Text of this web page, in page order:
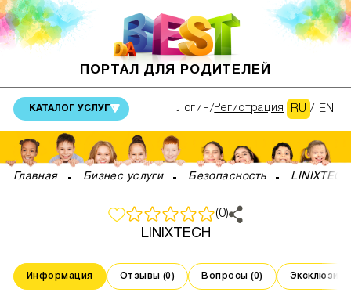
ПОРТАЛ ДЛЯ РОДИТЕЛЕЙ
КАТАЛОГ УСЛУГ RU / EN
Логин Регистрация
Главная Бизнес услуги Безопасность LINIXTECH
LINIXTECH
(0)
Информация Отзывы (0) Вопросы (0)